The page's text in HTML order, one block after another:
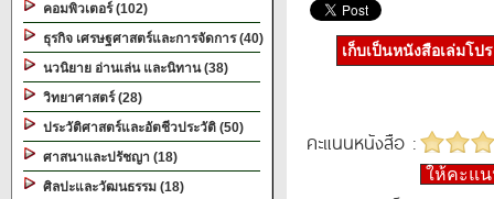
คอมพิวเตอร์ (102)
ธุรกิจ เศรษฐศาสตร์และการจัดการ (40)
นวนิยาย อ่านเล่น และนิทาน (38)
วิทยาศาสตร์ (28)
ประวัติศาสตร์และอัตชีวประวัติ (50)
ศาสนาและปรัชญา (18)
ศิลปะและวัฒนธรรม (18)
เก็บเป็นหนังสือเล่มโป
คะแนนหนังสือ :
ให้คะแ